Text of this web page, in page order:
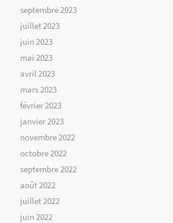
septembre 2023
juillet 2023
juin 2023
mai 2023
avril 2023
mars 2023
février 2023
janvier 2023
novembre 2022
octobre 2022
septembre 2022
août 2022
juillet 2022
juin 2022